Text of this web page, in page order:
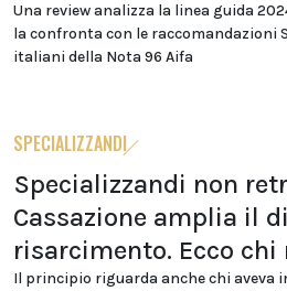
Una review analizza la linea guida
la confronta con le raccomandazioni
italiani della Nota 96 Aifa
SPECIALIZZANDI
Specializzandi non
Cassazione amplia il
risarcimento. Ecco
Il principio riguarda anche chi aveva